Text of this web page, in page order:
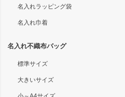
名入れラッピング袋
名入れ巾着
名入れ不織布バッグ
標準サイズ
大きいサイズ